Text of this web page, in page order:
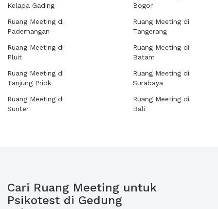
Kelapa Gading
Ruang Meeting di
Pademangan
Ruang Meeting di
Pluit
Ruang Meeting di
Tanjung Priok
Ruang Meeting di
Sunter
Bogor
Ruang Meeting di
Tangerang
Ruang Meeting di
Batam
Ruang Meeting di
Surabaya
Ruang Meeting di
Bali
Cari Ruang Meeting untuk
Psikotest di Gedung